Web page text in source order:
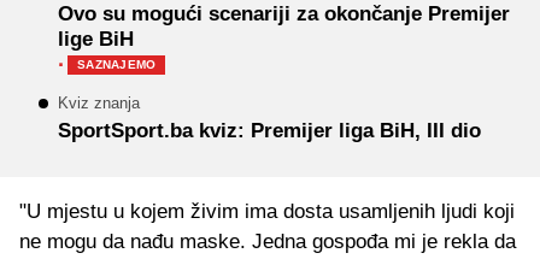
Ovo su mogući scenariji za okončanje Premijer
lige BiH
· SAZNAJEMO
Kviz znanja
SportSport.ba kviz: Premijer liga BiH, III dio
"U mjestu u kojem živim ima dosta usamljenih ljudi koji
ne mogu da nađu maske. Jedna gospođa mi je rekla da